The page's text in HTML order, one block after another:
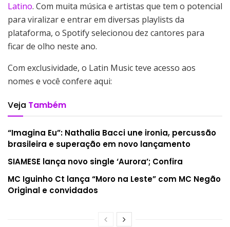
Latino. Com muita música e artistas que tem o potencial
para viralizar e entrar em diversas playlists da
plataforma, o Spotify selecionou dez cantores para
ficar de olho neste ano.
Com exclusividade, o Latin Music teve acesso aos
nomes e você confere aqui:
Veja Também
“Imagina Eu”: Nathalia Bacci une ironia, percussão
brasileira e superação em novo lançamento
SIAMESE lança novo single ‘Aurora’; Confira
MC Iguinho Ct lança “Moro na Leste” com MC Negão
Original e convidados